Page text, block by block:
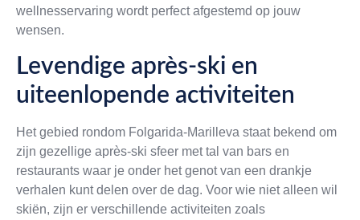
wellnesservaring wordt perfect afgestemd op jouw
wensen.
Levendige après-ski en
uiteenlopende activiteiten
Het gebied rondom Folgarida-Marilleva staat bekend om
zijn gezellige après-ski sfeer met tal van bars en
restaurants waar je onder het genot van een drankje
verhalen kunt delen over de dag. Voor wie niet alleen wil
skiën, zijn er verschillende activiteiten zoals